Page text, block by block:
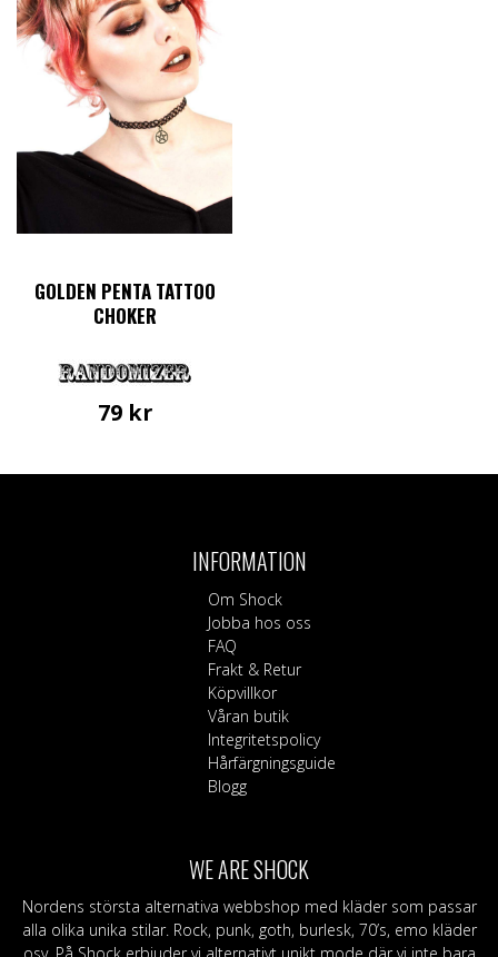
GOLDEN PENTA TATTOO
CHOKER
79 kr
INFORMATION
Om Shock
Jobba hos oss
FAQ
Frakt & Retur
Köpvillkor
Våran butik
Integritetspolicy
Hårfärgningsguide
Blogg
WE ARE SHOCK
Nordens största alternativa webbshop med kläder som passar
alla olika unika stilar. Rock, punk, goth, burlesk, 70’s, emo kläder